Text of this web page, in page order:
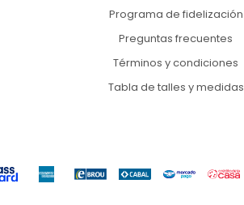
Programa de fidelización
Preguntas frecuentes
Términos y condiciones
Tabla de talles y medidas